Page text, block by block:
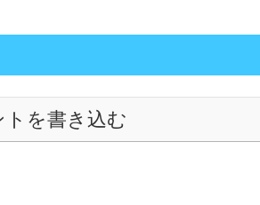
トを書き込む